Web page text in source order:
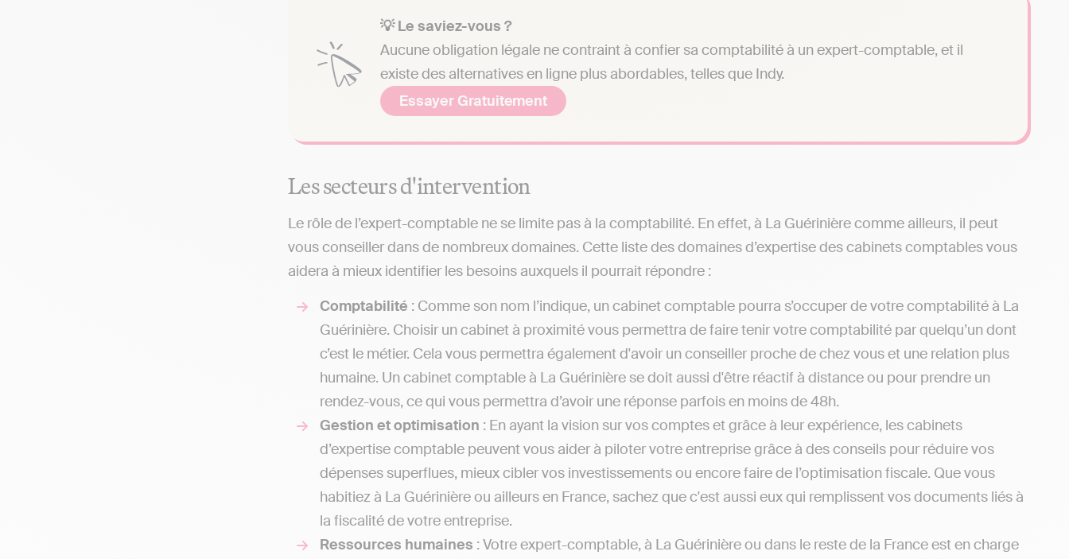
💡 Le saviez-vous ?
Aucune obligation légale ne contraint à confier sa comptabilité à un expert-comptable, et il
existe des alternatives en ligne plus abordables, telles que Indy.
Essayer Gratuitement
Les secteurs d'intervention
Le rôle de l’expert-comptable ne se limite pas à la comptabilité. En effet, à La Guérinière comme ailleurs, il peut
vous conseiller dans de nombreux domaines. Cette liste des domaines d’expertise des cabinets comptables vous
aidera à mieux identifier les besoins auxquels il pourrait répondre :
Comptabilité : Comme son nom l’indique, un cabinet comptable pourra s’occuper de votre comptabilité à La
Guérinière. Choisir un cabinet à proximité vous permettra de faire tenir votre comptabilité par quelqu’un dont
c’est le métier. Cela vous permettra également d'avoir un conseiller proche de chez vous et une relation plus
humaine. Un cabinet comptable à La Guérinière se doit aussi d'être réactif à distance ou pour prendre un
rendez-vous, ce qui vous permettra d’avoir une réponse parfois en moins de 48h.
Gestion et optimisation : En ayant la vision sur vos comptes et grâce à leur expérience, les cabinets
d’expertise comptable peuvent vous aider à piloter votre entreprise grâce à des conseils pour réduire vos
dépenses superflues, mieux cibler vos investissements ou encore faire de l’optimisation fiscale. Que vous
habitiez à La Guérinière ou ailleurs en France, sachez que c'est aussi eux qui remplissent vos documents liés à
la fiscalité de votre entreprise.
Ressources humaines : Votre expert-comptable, à La Guérinière ou dans le reste de la France est en charge